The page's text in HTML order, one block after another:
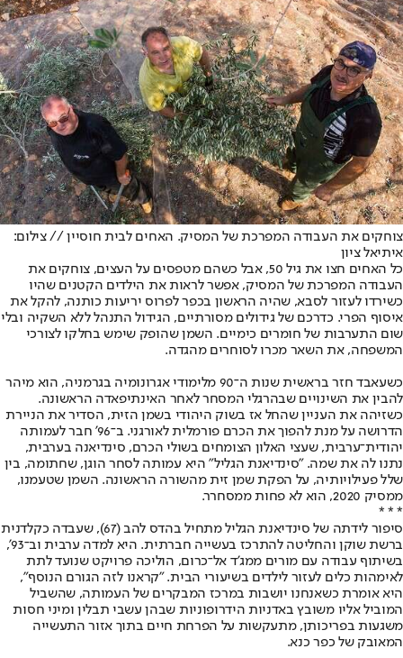
צוחקים את העבודה המפרכת של המסיק. האחים לבית חוסיין // צילום:
איתיאל ציון
כל האחים חצו את גיל 50, אבל כשהם מטפסים על העצים, צוחקים את
העבודה המפרכת של המסיק, אפשר לראות את הילדים הקטנים שהיו
כשירדו לעזור לסבא, שהיה הראשון בכפר לפרוס יריעות כותנה, להקל את
איסוף הפרי. כדרכם של גידולים מסורתיים, הגידול התנהל ללא השקיה ובלי
שום התערבות של חומרים כימיים. השמן שהופק שימש בחלקו לצורכי
המשפחה, את השאר מכרו לסוחרים מהגדה.
כשעאבד חזר בראשית שנות ה־90 מלימודי אגרונומיה בגרמניה, הוא מיהר
להבין את השינויים שבהרגלי המסחר לאחר האינתיפאדה הראשונה.
כשזיהה את העניין שהחל אז בשוק היהודי בשמן הזית, הסדיר את הניירת
הדרושה על מנת להפוך את הכרם פורמלית לאורגני. ב־96' חבר לעמותה
יהודית־ערבית, שעצי האלון הצומחים בשולי הכרם, סינדיאנה בערבית,
נתנו לה את שמה. "סינדיאנת הגליל" היא עמותה לסחר הוגן, שחתומה, בין
שלל פעילויותיה, על הפקת שמן זית מהשורה הראשונה. השמן שטעמנו,
ממסיק 2020, הוא לא פחות ממסחרר.
* * *
סיפור לידתה של סינדיאנת הגליל מתחיל בהדס להב (67), שעבדה כקלדנית
ברשת שוקן והחליטה להתרכז בעשייה חברתית. היא למדה ערבית וב־93',
בשיתוף עבודה עם מורים ממג'ד אל־כרום, הוליכה פרויקט שנועד לתת
לאימהות כלים לעזור לילדים בשיעורי הבית. "קראנו לזה הגורם הנוסף",
היא אומרת כשאנחנו יושבות במרכז המבקרים של העמותה, שהשביל
המוביל אליו משובץ באדניות הידרופוניות שבהן עשבי תבלין ומיני חסות
משגעות בפריכותן, מתעקשות על הפרחת חיים בתוך אזור התעשייה
המאובק של כפר כנא.